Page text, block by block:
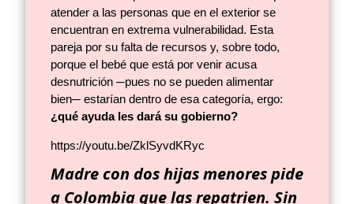
atender a las personas que en el exterior se
encuentran en extrema vulnerabilidad. Esta
pareja por su falta de recursos y, sobre todo,
porque el bebé que está por venir acusa
desnutrición ─pues no se pueden alimentar
bien─ estarían dentro de esa categoría, ergo:
¿qué ayuda les dará su gobierno?
https://youtu.be/ZklSyvdKRyc
Madre con dos hijas menores pide
a Colombia que las repatrien. Sin